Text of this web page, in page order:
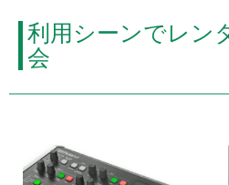
利用シーンでレン
会